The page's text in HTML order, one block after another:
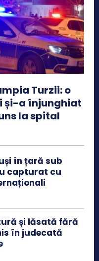
Turzii: o
și-a înjunghiat
la spital
în țară sub
capturat cu
și lăsată fără
în judecată